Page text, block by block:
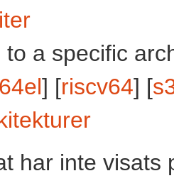
to a specific
] [riscv64] [
har inte visats